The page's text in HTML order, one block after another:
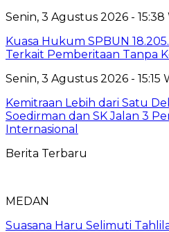
Senin, 3 Agustus 2026 - 15:38
Kuasa Hukum SPBUN
Terkait Pemberitaan Tanpa
Senin, 3 Agustus 2026 - 15:15
Kemitraan Lebih dari Satu
Soedirman dan SK Jalan 3
Internasional
Berita Terbaru
MEDAN
Suasana Haru Selimuti